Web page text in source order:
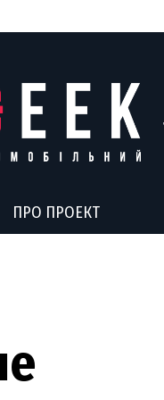
ПРО ПРОЕКТ